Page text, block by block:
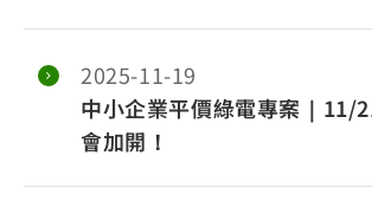
2025-11-19
中小企業平價綠電專案｜11/
會加開！